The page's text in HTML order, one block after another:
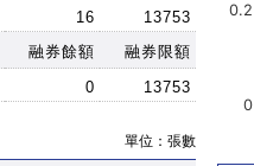
16
13753
融券餘額
融券限額
0 13753
單位：張數
0
0.2